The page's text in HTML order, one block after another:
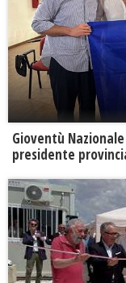
Gioventù
presidente